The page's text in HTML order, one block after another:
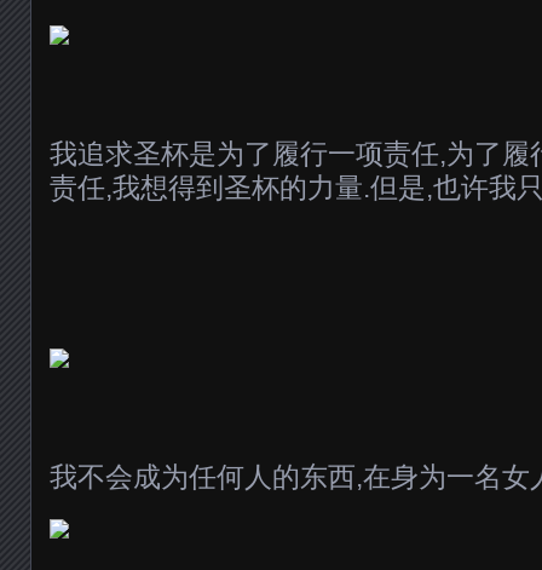
我追求圣杯是为了履行一项责任,为了
责任,我想得到圣杯的力量.但是,也许我
我不会成为任何人的东西,在身为一名女